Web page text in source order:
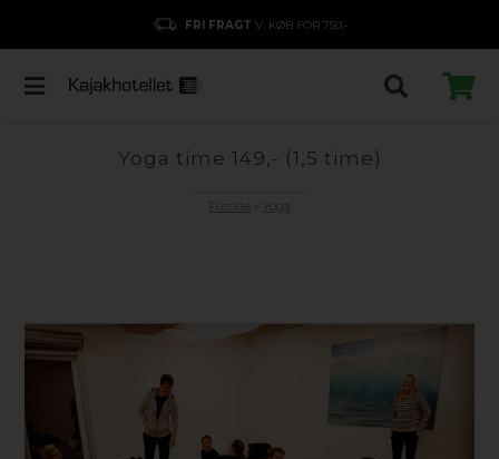
BETALING MED DANKORT/MOBILEPAY/APPLEPAY/GOOGLEPAY
Yoga time 149,- (1,5 time)